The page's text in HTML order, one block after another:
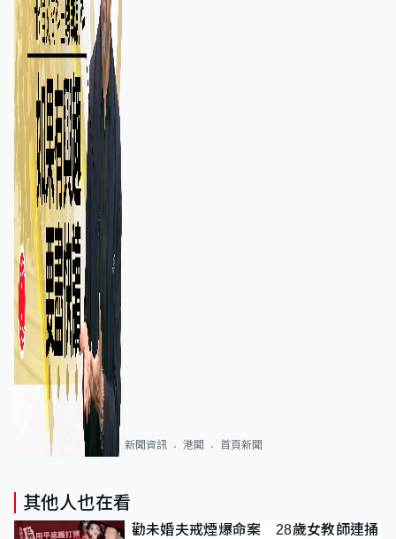
新聞資訊 港聞 首頁新聞
其他人也在看
勸未婚夫戒煙爆命案 28歲女教師連捅